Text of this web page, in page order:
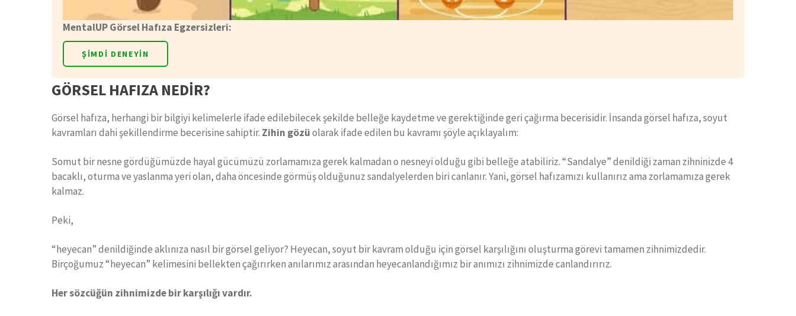
MentalUP Görsel Hafıza Egzersizleri:
ŞIMDI DENEYIN
GÖRSEL HAFIZA NEDİR?
Görsel hafıza, herhangi bir bilgiyi kelimelerle ifade edilebilecek şekilde belleğe kaydetme ve gerektiğinde geri çağırma becerisidir. İnsanda görsel hafıza, soyut
kavramları dahi şekillendirme becerisine sahiptir. Zihin gözüolarak ifade edilen bu kavramı şöyle açıklayalım:
Somut bir nesne gördüğümüzde hayal gücümüzü zorlamamıza gerek kalmadan o nesneyi olduğu gibi belleğe atabiliriz. “Sandalye” denildiği zaman zihninizde 4
bacaklı, oturma ve yaslanma yeri olan, daha öncesinde görmüş olduğunuz sandalyelerden biri canlanır. Yani, görsel hafızamızı kullanırız ama zorlamamıza gerek
kalmaz.
Peki,
“heyecan” denildiğinde aklınıza nasıl bir görsel geliyor? Heyecan, soyut bir kavram olduğu için görsel karşılığını oluşturma görevi tamamen zihnimizdedir.
Birçoğumuz “heyecan” kelimesini bellekten çağırırken anılarımız arasından heyecanlandığımız bir anımızı zihnimizde canlandırırız.
Her sözcüğün zihnimizde bir karşılığı vardır.